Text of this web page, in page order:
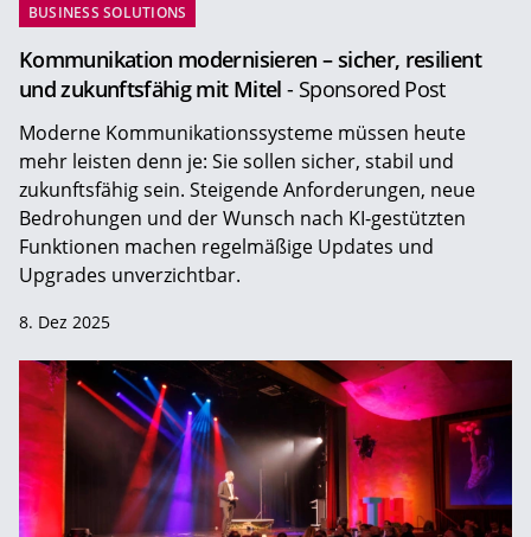
BUSINESS SOLUTIONS
Kommunikation modernisieren – sicher, resilient
und zukunftsfähig mit Mitel- Sponsored Post
Moderne Kommunikationssysteme müssen heute
mehr leisten denn je: Sie sollen sicher, stabil und
zukunftsfähig sein. Steigende Anforderungen, neue
Bedrohungen und der Wunsch nach KI-gestützten
Funktionen machen regelmäßige Updates und
Upgrades unverzichtbar.
8. Dez 2025